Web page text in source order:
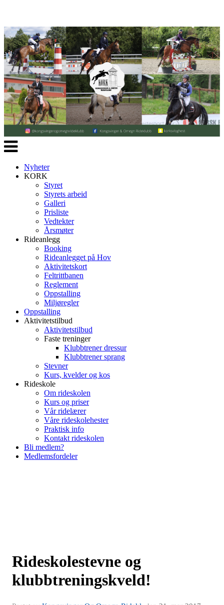
Veksle
navigasjon
Nyheter
KORK
Styret
Styrets arbeid
Galleri
Prisliste
Vedtekter
Årsmøter
Rideanlegg
Booking
Rideanlegget på Hov
Aktivitetskort
Feltrittbanen
Reglement
Oppstalling
Miljøregler
Oppstalling
Aktivitetstilbud
Aktivitetstilbud
Faste treninger
Klubbtrener dressur
Klubbtrener sprang
Stevner
Kurs, kvelder og kos
Rideskole
Om rideskolen
Kurs og priser
Vår ridelærer
Våre rideskolehester
Praktisk info
Kontakt rideskolen
Bli medlem?
Medlemsfordeler
Rideskolestevne og
klubbtreningskveld!